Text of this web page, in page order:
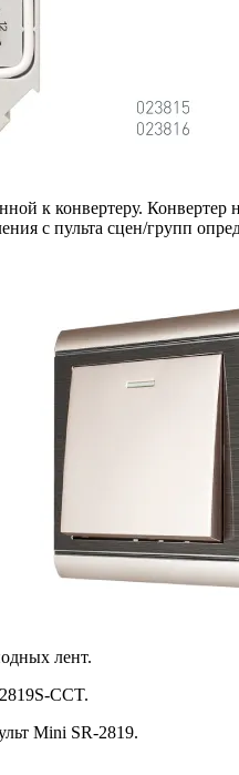
к конвертеру. Конвертер
с пульта сцен/групп
лент.
CCT.
Mini SR-2819.